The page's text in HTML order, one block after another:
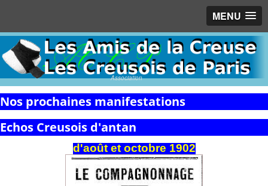
MENU
Association
Nos prochaines manifestations
Echos Creusois d'antan
d'août et octobre 1902